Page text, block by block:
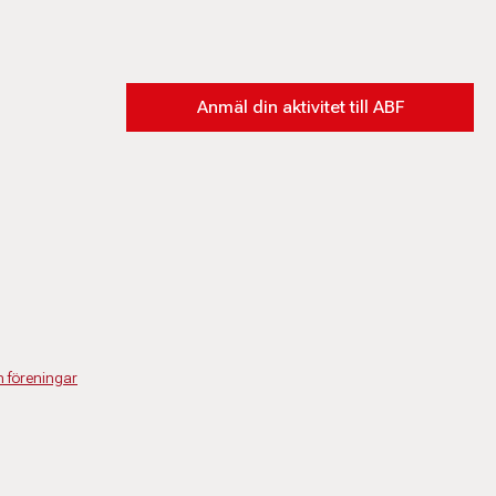
föreningar
Anmäl din aktivitet till ABF